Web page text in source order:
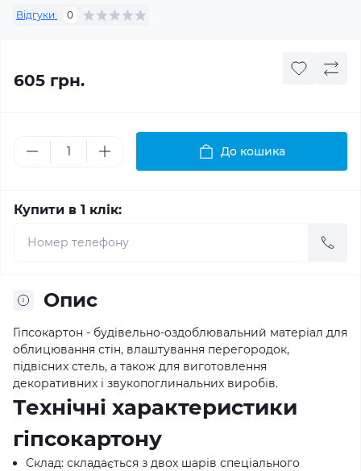
Відгуки: 0
605 грн.
До кошика
Купити в 1 клік:
Опис
Гіпсокартон - будівельно-оздоблювальний матеріал для
облицювання стін, влаштування перегородок,
підвісних стель, а також для виготовлення
декоративних і звукопоглинальних виробів.
Технічні характеристики
гіпсокартону
Склад: складається з двох шарів спеціального